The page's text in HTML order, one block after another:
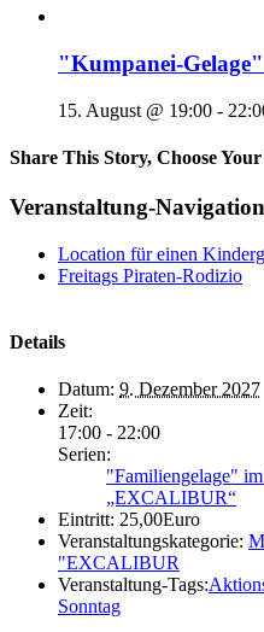
"Kumpanei-
15. August @ 19:00 -
Share This Story, Choose
Veranstaltung-Navigation
Location für einen
Freitags Piraten-Rodizio
Details
Datum: 9. Dezember 2027
Zeit:
17:00 - 22:00
Serien:
"Familiengelage"
„EXCALIBUR“
Eintritt: 25,00Euro
Veranstaltungskategorie:
"EXCALIBUR
Veranstaltung-Tags:
Sonntag